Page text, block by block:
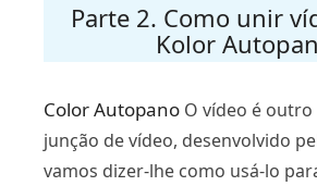
Parte 2. Como unir
Kolor
Color Autopano O vídeo é
junção de vídeo, desenvolvido
vamos dizer-lhe como usá-lo